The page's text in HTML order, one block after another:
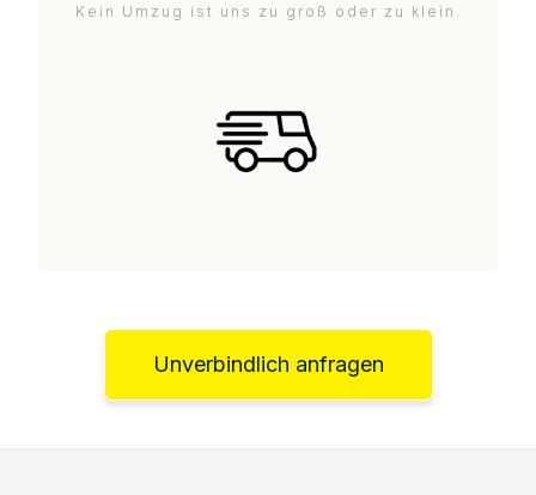
Kein Umzug ist uns zu groß oder zu klein.
Unverbindlich anfragen